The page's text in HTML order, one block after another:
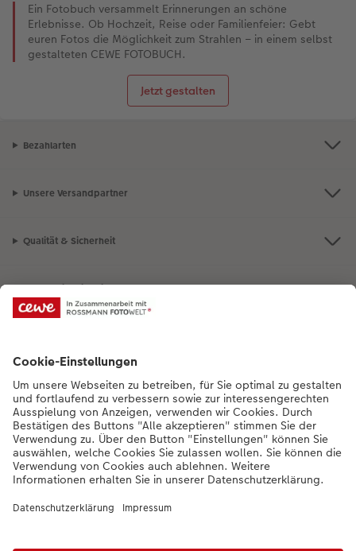
Ein Fotobuch versammelt Erinnerungen an schöne
Erlebnisse. Ob Hochzeit, Reise oder Familienfeier: Gebt
euren Fotos die Möglichkeit zum Strahlen – in einem selbst
gestalteten CEWE FOTOBUCH.
Jetzt gestalten
Bezahlarten
Unsere Versandpartner
Qualität & Sicherheit
Nachhaltigkeit bei CEWE
Informationen
Sortiment
Inspirationen